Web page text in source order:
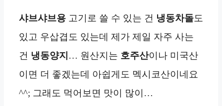
샤브샤브용 고기로 쓸 수 있는 건 냉동차돌도
있고 우삽겹도 있는데 제가 제일 자주 사는
건 냉동양지 … 원산지는 호주산이나 미국산
이면 더 좋겠는데 아쉽게도 멕시코산이네요
^^; 그래도 먹어보면 맛이 많이…